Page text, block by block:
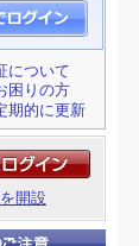
について
困りの方
期的に更新
開設